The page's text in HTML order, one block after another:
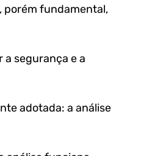
porém fundamental,
a segurança e a
adotada: a análise